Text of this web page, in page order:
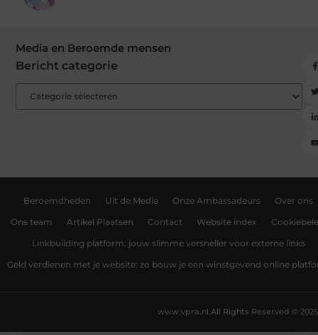
Media en Beroemde mensen
Bericht categorie
Beroemdheden Uit de Media Onze Ambassadeurs Over ons
Ons team Artikel Plaatsen Contact Website index
Linkbuilding platform: jouw slimme versneller voor externe links
Geld verdienen met je website: zo bouw je een winstgevend online
All Rights Reserved © 2025
www.vpra.nl.